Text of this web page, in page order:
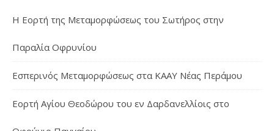
Η Εορτή της Μεταμορφώσεως του Σωτήρος στην
Παραλία Οφρυνίου
Εσπερινός Μεταμορφώσεως στα ΚΑΑΥ Νέας Περάμου
Εορτή Αγίου Θεοδώρου του εν Δαρδανελλίοις στο